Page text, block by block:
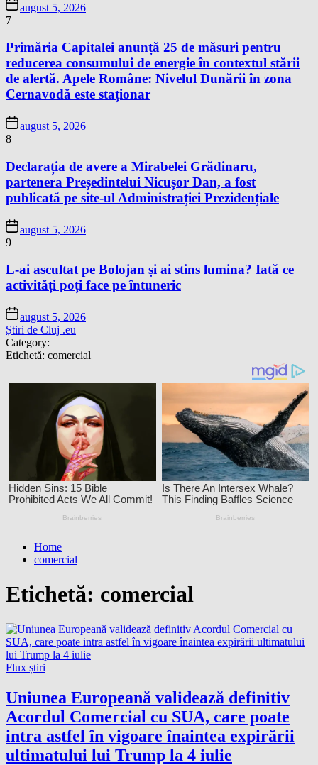
august 5, 2026
7
Primăria Capitalei anunță 25 de măsuri pentru
reducerea consumului de energie în contextul stării
de alertă. Apele Române: Nivelul Dunării în zona
Cernavodă este staționar
august 5, 2026
8
Declarația de avere a Mirabelei Grădinaru,
partenera Președintelui Nicușor Dan, a fost
publicată pe site-ul Administrației Prezidențiale
august 5, 2026
9
L-ai ascultat pe Bolojan și ai stins lumina? Iată ce
activități poți face pe întuneric
august 5, 2026
Știri de Cluj .eu
Category:
Etichetă: comercial
Home
comercial
Etichetă: comercial
Flux știri
Uniunea Europeană validează definitiv
Acordul Comercial cu SUA, care poate
intra astfel în vigoare înaintea expirării
ultimatului lui Trump la 4 iulie